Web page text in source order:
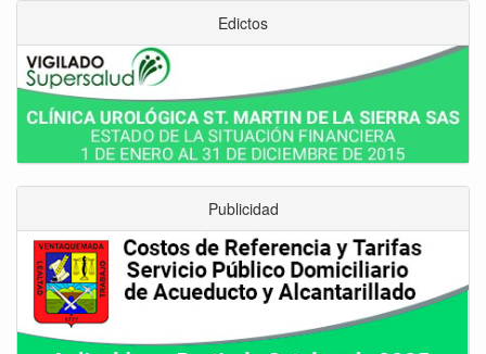
Edictos
Publicidad